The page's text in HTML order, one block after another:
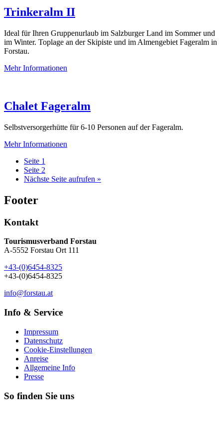
Trinkeralm II
Ideal für Ihren Gruppenurlaub im Salzburger Land im Sommer und
im Winter. Toplage an der Skipiste und im Almengebiet Fageralm in
Forstau.
Mehr Informationen
Chalet Fageralm
Selbstversorgerhütte für 6-10 Personen auf der Fageralm.
Mehr Informationen
Seite 1
Seite 2
Nächste Seite aufrufen »
Footer
Kontakt
Tourismusverband Forstau
A-5552 Forstau Ort 111
+43-(0)6454-8325
+43-(0)6454-8325
info@forstau.at
Info & Service
Impressum
Datenschutz
Cookie-Einstellungen
Anreise
Allgemeine Info
Presse
So finden Sie uns